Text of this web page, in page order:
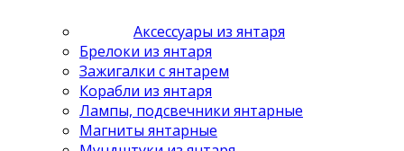
Аксессуары из янтаря
Брелоки из янтаря
Зажигалки с янтарем
Корабли из янтаря
Лампы, подсвечники янтарные
Магниты янтарные